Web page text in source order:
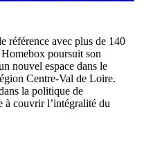
référence avec plus de 140
poursuit son
nouvel espace dans le
Centre-Val de Loire.
la politique de
à couvrir l’intégralité du